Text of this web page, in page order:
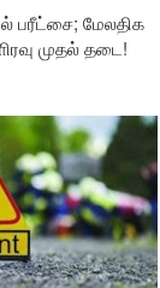
பரீட்சை; மேலதிக
முதல் தடை!